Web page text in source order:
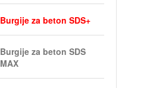
Burgije za beton SDS+
Burgije za beton SDS
MAX